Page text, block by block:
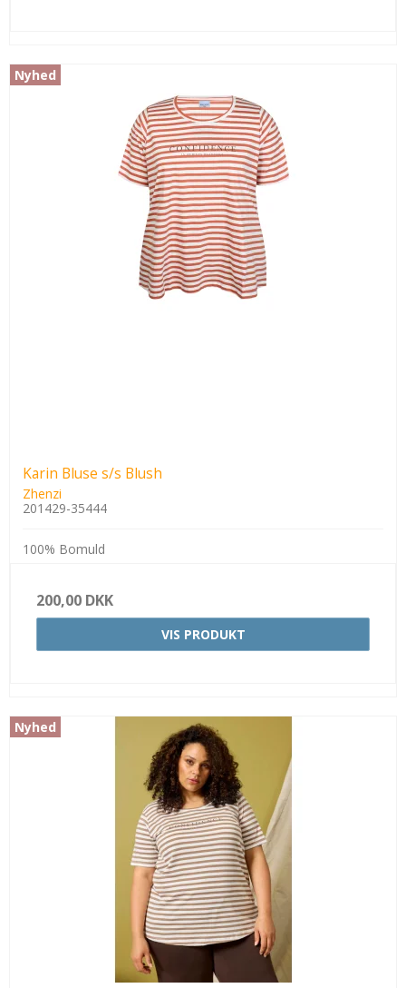
Nyhed
Karin Bluse s/s Blush
Zhenzi
201429-35444
100% Bomuld
200,00 DKK
VIS PRODUKT
Nyhed